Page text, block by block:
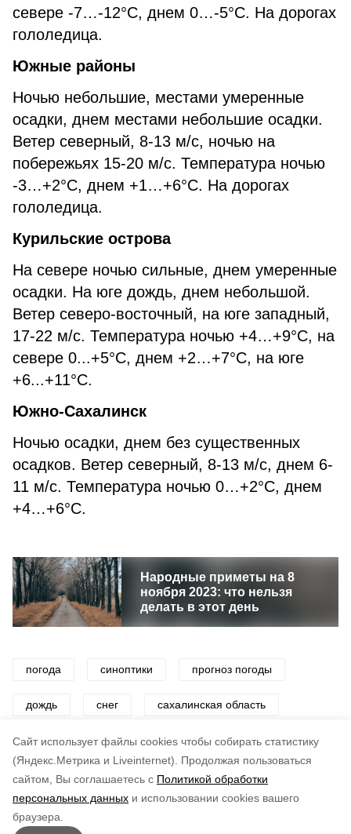
Cайт использует файлы cookies чтобы собирать статистику
(Яндекс.Метрика и Liveinternet).
Продолжая пользоваться
сайтом, Вы соглашаетесь с Политикой обработки
персональных данных и использовании cookies вашего
браузера.
севере -7…-12°С, днем 0…-5°С. На дорогах
гололедица.
Южные районы
Ночью небольшие, местами умеренные
осадки, днем местами небольшие осадки.
Ветер северный, 8-13 м/с, ночью на
побережьях 15-20 м/с. Температура ночью
-3…+2°С, днем +1…+6°С. На дорогах
гололедица.
Курильские острова
На севере ночью сильные, днем умеренные
осадки. На юге дождь, днем небольшой.
Ветер северо-восточный, на юге западный,
17-22 м/с. Температура ночью +4…+9°С, на
севере 0...+5°С, днем +2…+7°С, на юге
+6...+11°С.
Южно-Сахалинск
Ночью осадки, днем без существенных
осадков. Ветер северный, 8-13 м/с, днем 6-
11 м/с. Температура ночью 0…+2°С, днем
+4…+6°С.
Народные приметы на 8
ноября 2023: что нельзя
делать в этот день
погода синоптики прогноз погоды
дождь снег сахалинская область
сахалин и курилы
по оценке
5